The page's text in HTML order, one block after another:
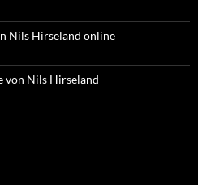
Nils Hirseland online
von Nils Hirseland